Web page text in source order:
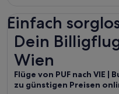
Einfach
Dein
Wien
Flüge von PUF nach VIE |
zu günstigen Preisen
Dein Billigflug von Uzein